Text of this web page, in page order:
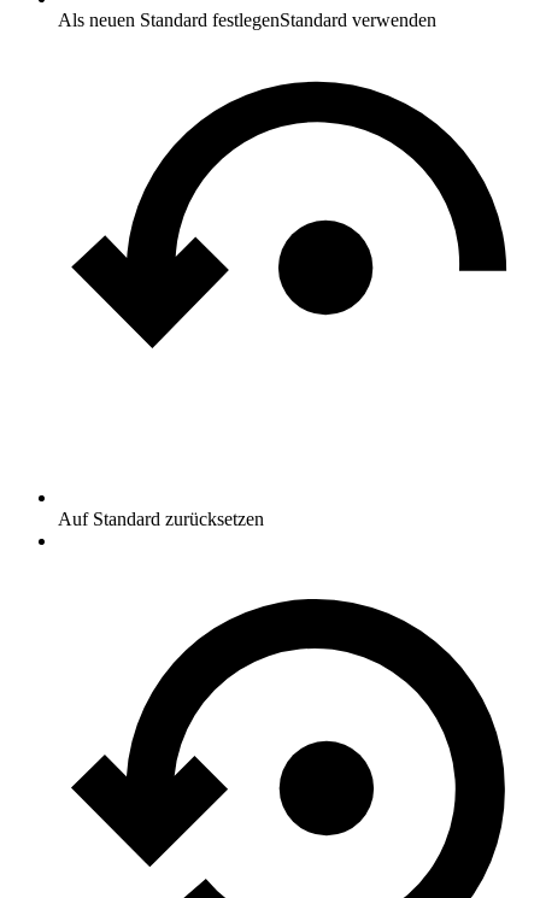
Als neuen Standard festlegenStandard verwenden
Auf Standard zurücksetzen